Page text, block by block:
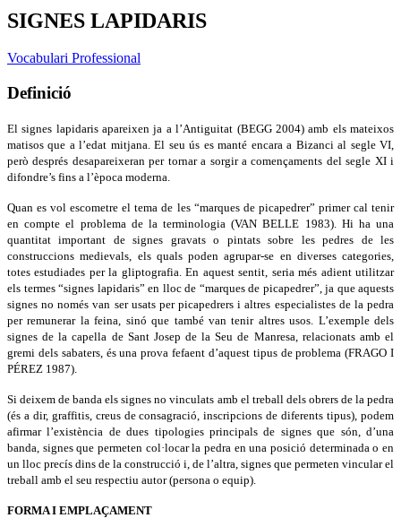
SIGNES LAPIDARIS
Vocabulari Professional
Definició
El signes lapidaris apareixen ja a l’Antiguitat (BEGG 2004) amb els mateixos
matisos que a l’edat mitjana. El seu ús es manté encara a Bizanci al segle VI,
però després desapareixeran per tornar a sorgir a començaments del segle XI i
difondre’s fins a l’època moderna.
Quan es vol escometre el tema de les “marques de picapedrer” primer cal tenir
en compte el problema de la terminologia (VAN BELLE 1983). Hi ha una
quantitat important de signes gravats o pintats sobre les pedres de les
construccions medievals, els quals poden agrupar-se en diverses categories,
totes estudiades per la gliptografia. En aquest sentit, seria més adient utilitzar
els termes “signes lapidaris” en lloc de “marques de picapedrer”, ja que aquests
signes no només van ser usats per picapedrers i altres especialistes de la pedra
per remunerar la feina, sinó que també van tenir altres usos. L’exemple dels
signes de la capella de Sant Josep de la Seu de Manresa, relacionats amb el
gremi dels sabaters, és una prova fefaent d’aquest tipus de problema (FRAGO I
PÉREZ 1987).
Si deixem de banda els signes no vinculats amb el treball dels obrers de la pedra
(és a dir, graffitis, creus de consagració, inscripcions de diferents tipus), podem
afirmar l’existència de dues tipologies principals de signes que són, d’una
banda, signes que permeten col·locar la pedra en una posició determinada o en
un lloc precís dins de la construcció i, de l’altra, signes que permeten vincular el
treball amb el seu respectiu autor (persona o equip).
FORMA I EMPLAÇAMENT